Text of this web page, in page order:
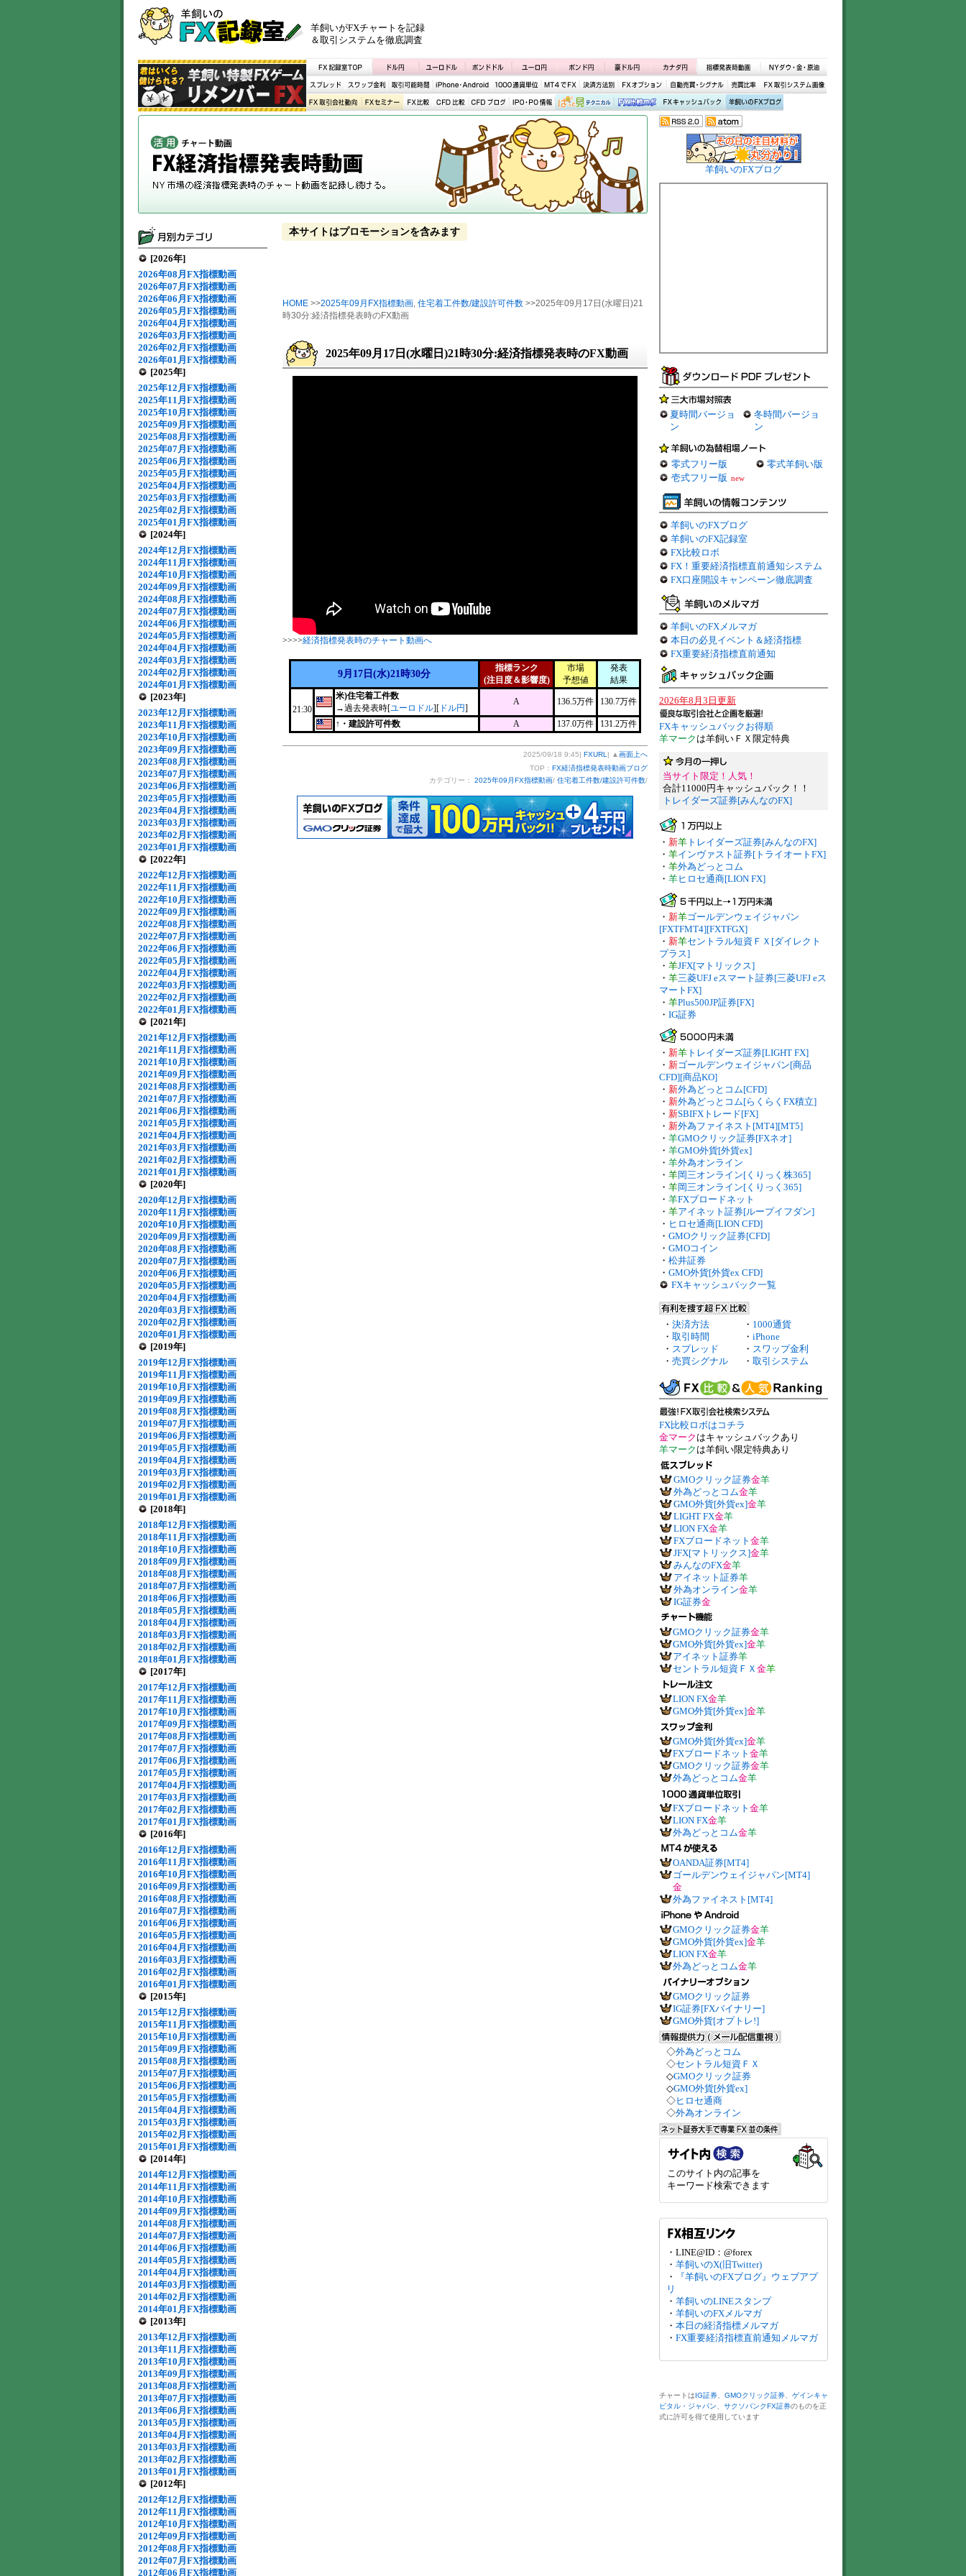
羊飼いがFXチャートを記録
＆取引システムを徹底調査
[2026年]
2026年08月FX指標動画
2026年07月FX指標動画
2026年06月FX指標動画
2026年05月FX指標動画
2026年04月FX指標動画
2026年03月FX指標動画
2026年02月FX指標動画
2026年01月FX指標動画
[2025年]
2025年12月FX指標動画
2025年11月FX指標動画
2025年10月FX指標動画
2025年09月FX指標動画
2025年08月FX指標動画
2025年07月FX指標動画
2025年06月FX指標動画
2025年05月FX指標動画
2025年04月FX指標動画
2025年03月FX指標動画
2025年02月FX指標動画
2025年01月FX指標動画
[2024年]
2024年12月FX指標動画
2024年11月FX指標動画
2024年10月FX指標動画
2024年09月FX指標動画
2024年08月FX指標動画
2024年07月FX指標動画
2024年06月FX指標動画
2024年05月FX指標動画
2024年04月FX指標動画
2024年03月FX指標動画
2024年02月FX指標動画
2024年01月FX指標動画
[2023年]
2023年12月FX指標動画
2023年11月FX指標動画
2023年10月FX指標動画
2023年09月FX指標動画
2023年08月FX指標動画
2023年07月FX指標動画
2023年06月FX指標動画
2023年05月FX指標動画
2023年04月FX指標動画
2023年03月FX指標動画
2023年02月FX指標動画
2023年01月FX指標動画
[2022年]
2022年12月FX指標動画
2022年11月FX指標動画
2022年10月FX指標動画
2022年09月FX指標動画
2022年08月FX指標動画
2022年07月FX指標動画
2022年06月FX指標動画
2022年05月FX指標動画
2022年04月FX指標動画
2022年03月FX指標動画
2022年02月FX指標動画
2022年01月FX指標動画
[2021年]
2021年12月FX指標動画
2021年11月FX指標動画
2021年10月FX指標動画
2021年09月FX指標動画
2021年08月FX指標動画
2021年07月FX指標動画
2021年06月FX指標動画
2021年05月FX指標動画
2021年04月FX指標動画
2021年03月FX指標動画
2021年02月FX指標動画
2021年01月FX指標動画
[2020年]
2020年12月FX指標動画
2020年11月FX指標動画
2020年10月FX指標動画
2020年09月FX指標動画
2020年08月FX指標動画
2020年07月FX指標動画
2020年06月FX指標動画
2020年05月FX指標動画
2020年04月FX指標動画
2020年03月FX指標動画
2020年02月FX指標動画
2020年01月FX指標動画
[2019年]
2019年12月FX指標動画
2019年11月FX指標動画
2019年10月FX指標動画
2019年09月FX指標動画
2019年08月FX指標動画
2019年07月FX指標動画
2019年06月FX指標動画
2019年05月FX指標動画
2019年04月FX指標動画
2019年03月FX指標動画
2019年02月FX指標動画
2019年01月FX指標動画
[2018年]
2018年12月FX指標動画
2018年11月FX指標動画
2018年10月FX指標動画
2018年09月FX指標動画
2018年08月FX指標動画
2018年07月FX指標動画
2018年06月FX指標動画
2018年05月FX指標動画
2018年04月FX指標動画
2018年03月FX指標動画
2018年02月FX指標動画
2018年01月FX指標動画
[2017年]
2017年12月FX指標動画
2017年11月FX指標動画
2017年10月FX指標動画
2017年09月FX指標動画
2017年08月FX指標動画
2017年07月FX指標動画
2017年06月FX指標動画
2017年05月FX指標動画
2017年04月FX指標動画
2017年03月FX指標動画
2017年02月FX指標動画
2017年01月FX指標動画
[2016年]
2016年12月FX指標動画
2016年11月FX指標動画
2016年10月FX指標動画
2016年09月FX指標動画
2016年08月FX指標動画
2016年07月FX指標動画
2016年06月FX指標動画
2016年05月FX指標動画
2016年04月FX指標動画
2016年03月FX指標動画
2016年02月FX指標動画
2016年01月FX指標動画
[2015年]
2015年12月FX指標動画
2015年11月FX指標動画
2015年10月FX指標動画
2015年09月FX指標動画
2015年08月FX指標動画
2015年07月FX指標動画
2015年06月FX指標動画
2015年05月FX指標動画
2015年04月FX指標動画
2015年03月FX指標動画
2015年02月FX指標動画
2015年01月FX指標動画
[2014年]
2014年12月FX指標動画
2014年11月FX指標動画
2014年10月FX指標動画
2014年09月FX指標動画
2014年08月FX指標動画
2014年07月FX指標動画
2014年06月FX指標動画
2014年05月FX指標動画
2014年04月FX指標動画
2014年03月FX指標動画
2014年02月FX指標動画
2014年01月FX指標動画
[2013年]
2013年12月FX指標動画
2013年11月FX指標動画
2013年10月FX指標動画
2013年09月FX指標動画
2013年08月FX指標動画
2013年07月FX指標動画
2013年06月FX指標動画
2013年05月FX指標動画
2013年04月FX指標動画
2013年03月FX指標動画
2013年02月FX指標動画
2013年01月FX指標動画
[2012年]
2012年12月FX指標動画
2012年11月FX指標動画
2012年10月FX指標動画
2012年09月FX指標動画
2012年08月FX指標動画
2012年07月FX指標動画
2012年06月FX指標動画
本サイトはプロモーションを含みます
HOME >>2025年09月FX指標動画, 住宅着工件数/建設許可件数 >>2025年09月17日(水曜日)21
時30分:経済指標発表時のFX動画
2025年09月17日(水曜日)21時30分:経済指標発表時のFX動画
>>>>経済指標発表時のチャート動画へ
9月17日(水)21時30分
指標ランク
(注目度＆影響度)
市場
予想値
発表
結果
21:30
米)住宅着工件数
→過去発表時[ユーロドル][ ドル円]
A 136.5万件 130.7万件
↑・建設許可件数 A 137.0万件 131.2万件
2025/09/18 9:45| FXURL | ▲ 画面上へ
TOP： FX経済指標発表時動画ブログ
カテゴリー： 2025年09月FX指標動画/ 住宅着工件数/建設許可件数/
羊飼いのFXブログ
夏時間バージョ
ン
冬時間バージョ
ン
零式フリー版
零式羊飼い版
壱式フリー版 new
羊飼いのFXブログ
羊飼いのFX記録室
FX比較ロボ
FX！重要経済指標直前通知システム
FX口座開設キャンペーン徹底調査
羊飼いのFXメルマガ
本日の必見イベント＆経済指標
FX重要経済指標直前通知
2026年8月3日更新
FXキャッシュバックお得順
羊マーク は羊飼いＦＸ限定特典
当サイト限定！人気！
合計11000円キャッシュバック！！
トレイダーズ証券[みんなのFX]
・ 新羊 トレイダーズ証券[みんなのFX]
・ 羊インヴァスト証券[トライオートFX]
・ 羊外為どっとコム
・ 羊ヒロセ通商[LION FX]
・ 新羊ゴールデンウェイジャパン
[FXTFMT4][FXTFGX]
・ 新羊セントラル短資ＦＸ[ダイレクト
プラス]
・ 羊JFX[マトリックス]
・ 羊三菱UFJ eスマート証券[三菱UFJ eス
マートFX]
・ 羊Plus500JP証券[FX]
・ IG証券
・ 新羊 トレイダーズ証券[LIGHT FX]
・ 新ゴールデンウェイジャパン[商品
CFD][商品KO]
・ 新外為どっとコム[CFD]
・ 新外為どっとコム[らくらくFX積立]
・ 新SBIFXトレード[FX]
・ 新外為ファイネスト[MT4][MT5]
・ 羊GMOクリック証券[FXネオ]
・ 羊GMO外貨[外貨ex]
・ 羊外為オンライン
・ 羊岡三オンライン[くりっく株365]
・ 羊岡三オンライン[くりっく365]
・ 羊FXブロードネット
・ 羊アイネット証券[ループイフダン]
・ ヒロセ通商[LION CFD]
・ GMOクリック証券[CFD]
・ GMOコイン
・ 松井証券
・ GMO外貨[外貨ex CFD]
FXキャッシュバック一覧
・ 決済方法 ・ 1000通貨
・ 取引時間 ・ iPhone
・ スプレッド ・ スワップ金利
・ 売買シグナル ・ 取引システム
FX比較ロボはコチラ
金マーク はキャッシュバックあり
羊マーク は羊飼い限定特典あり
GMOクリック証券金羊
外為どっとコム金羊
GMO外貨[外貨ex]金羊
LIGHT FX金羊
LION FX金羊
FXブロードネット 金羊
JFX[マトリックス]金羊
みんなのFX金羊
アイネット証券羊
外為オンライン金羊
IG証券金
GMOクリック証券金羊
GMO外貨[外貨ex]金羊
アイネット証券羊
セントラル短資ＦＸ 金羊
LION FX金羊
GMO外貨[外貨ex]金羊
GMO外貨[外貨ex]金羊
FXブロードネット 金羊
GMOクリック証券金羊
外為どっとコム金羊
FXブロードネット 金羊
LION FX金羊
外為どっとコム金羊
OANDA証券[MT4]
ゴールデンウェイジャパン[MT4]
金
外為ファイネスト[MT4]
GMOクリック証券金羊
GMO外貨[外貨ex]金羊
LION FX金羊
外為どっとコム金羊
GMOクリック証券
IG証券[FXバイナリー]
GMO外貨[オプトレ!]
◇外為どっとコム
◇セントラル短資ＦＸ
◇GMOクリック証券
◇GMO外貨[外貨ex]
◇ヒロセ通商
◇外為オンライン
このサイト内の記事を
キーワード検索できます
・LINE@ID：@forex
・ 羊飼いのX(旧Twitter)
・
『羊飼いのFXブログ』ウェブアプ
リ
・ 羊飼いのLINEスタンプ
・ 羊飼いのFXメルマガ
・ 本日の経済指標メルマガ
・ FX重要経済指標直前通知メルマガ
チャートはIG証券 GMOクリック証券
ゲインキャ
ピタル・ジャパン
サクソバンクFX証券のものを正
式に許可を得て使用しています